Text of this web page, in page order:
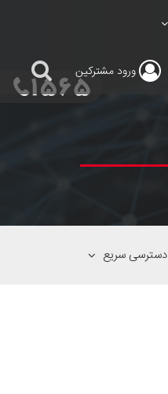
ورود مشترکین
دسترسی سریع